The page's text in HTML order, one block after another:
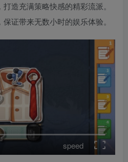
造充满策略快感的精彩流派。
证带来无数小时的娱乐体验。
speed